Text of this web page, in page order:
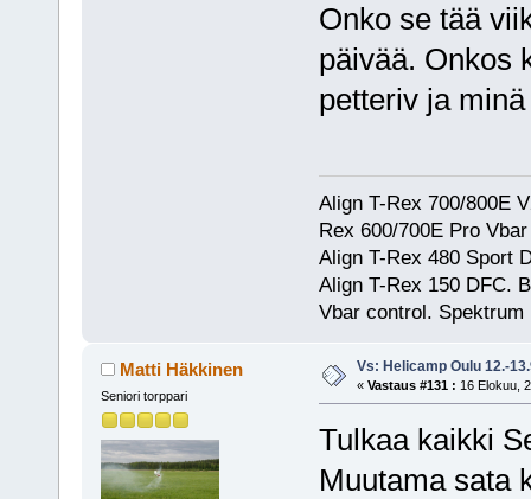
Onko se tää
päivää. Onkos
petteriv ja
Align T-Rex 700/800E
Rex 600/700E Pro
Align T-Rex 480 Sport
Align T-Rex 150 DFC.
Vbar control.
Matti Häkkinen
Seniori torppari
Vs: Helicamp Oulu 12.-
« Vastaus #131 : 16 Elokuu,
Tulkaa kaikki
Muutama sata